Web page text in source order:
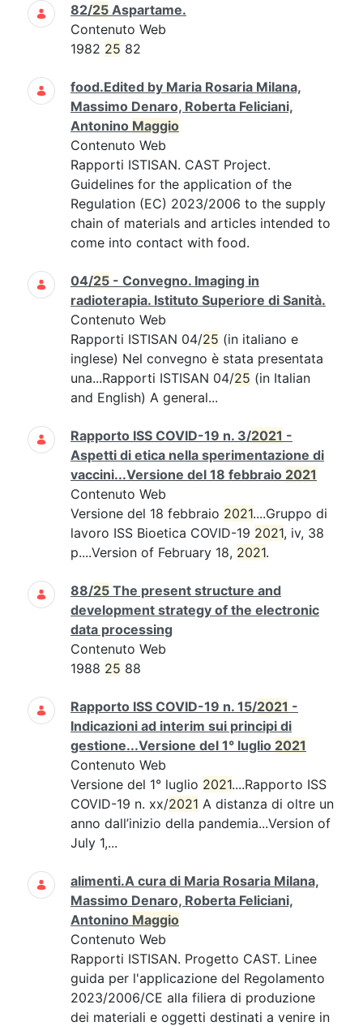
82/25 Aspartame.
Contenuto Web
1982 25 82
food.Edited by Maria Rosaria Milana,
Massimo Denaro, Roberta Feliciani,
Antonino Maggio
Contenuto Web
Rapporti ISTISAN. CAST Project.
Guidelines for the application of the
Regulation (EC) 2023/2006 to the supply
chain of materials and articles intended to
come into contact with food.
04/25 - Convegno. Imaging in
radioterapia. Istituto Superiore di Sanità.
Contenuto Web
Rapporti ISTISAN 04/25 (in italiano e
inglese) Nel convegno è stata presentata
una...Rapporti ISTISAN 04/25 (in Italian
and English) A general...
Rapporto ISS COVID-19 n. 3/2021 -
Aspetti di etica nella sperimentazione di
vaccini...Versione del 18 febbraio 2021
Contenuto Web
Versione del 18 febbraio 2021....Gruppo di
lavoro ISS Bioetica COVID-19 2021, iv, 38
p....Version of February 18, 2021.
88/25 The present structure and
development strategy of the electronic
data processing
Contenuto Web
1988 25 88
Rapporto ISS COVID-19 n. 15/2021 -
Indicazioni ad interim sui principi di
gestione...Versione del 1° luglio 2021
Contenuto Web
Versione del 1° luglio 2021....Rapporto ISS
COVID-19 n. xx/2021 A distanza di oltre un
anno dall’inizio della pandemia...Version of
July 1,...
alimenti.A cura di Maria Rosaria Milana,
Massimo Denaro, Roberta Feliciani,
Antonino Maggio
Contenuto Web
Rapporti ISTISAN. Progetto CAST. Linee
guida per l'applicazione del Regolamento
2023/2006/CE alla filiera di produzione
dei materiali e oggetti destinati a venire in